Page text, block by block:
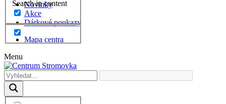
Search in content
Novinky
Akce
Dárkové poukazy
Mapa centra
Menu